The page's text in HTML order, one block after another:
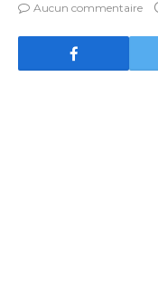
Aucun commentaire